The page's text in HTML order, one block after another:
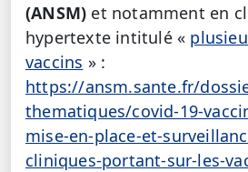
(ANSM) et notamment en
hypertexte intitulé «
vaccins » :
https://ansm.sante.fr/
thematiques/covid-19-
mise-en-place-et-
cliniques-portant-sur-les-